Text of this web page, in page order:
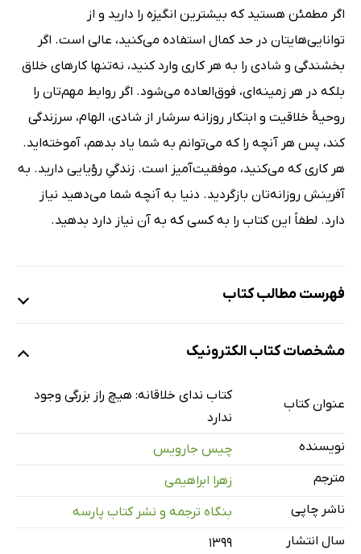
اگر مطمئن هستید که بیشترین انگیزه را دارید و از
توانایی‌هایتان در حد کمال استفاده می‌کنید، عالی است. اگر
بخشندگی و شادی را به هر کاری وارد کنید، نه‌تنها کارهای خلاق
بلکه در هر زمینه‌ای، فوق‌العاده می‌شود. اگر روابط مهم‌تان را
روحیۀ خلاقیت و ابتکار روزانه سرشار از شادی، الهام، سرزندگی
کند، پس هر آنچه را که می‌توانم به شما یاد بدهم، آموخته‌اید.
هر کاری که می‌کنید، موفقیت‌آمیز است. زندگیِ رؤیایی دارید. به
آفرینش روزانه‌تان بازگردید. دنیا به آنچه شما می‌دهید نیاز
دارد. لطفاً این کتاب را به کسی که به آن نیاز دارد بدهید.
فهرست مطالب کتاب
در وهله‌ی نخست بخوانید!
گام اول: تصور کنید
به ندای خود گوش بسپارید
برجسته می ‌شوید
گام دوم: طراحی کنید
روش‌ های خود را توسعه دهید
مشخصات کتاب الکترونیک
عنوان کتاب
کتاب ندای خلاقانه: هیچ راز بزرگی وجود
ندارد
نویسنده
چیس جارویس
مترجم
زهرا ابراهیمی
ناشر چاپی
بنگاه ترجمه و نشر کتاب پارسه
سال انتشار
۱۳۹۹